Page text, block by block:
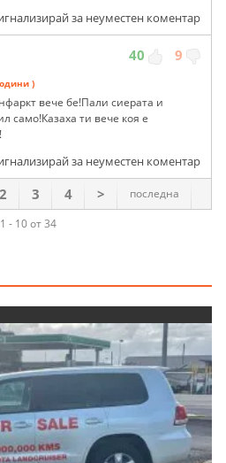
за неуместен коментар
40 9
)
вече бе!Пали сиерата и
само!Казаха ти вече коя е
за неуместен коментар
1 - 10 от 34
2 3 4 > последна